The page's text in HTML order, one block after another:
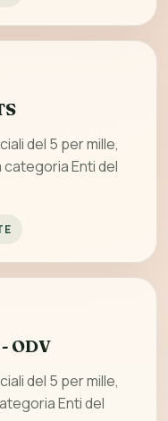
del 5 per mille,
Enti del
ODV
del 5 per mille,
Enti del